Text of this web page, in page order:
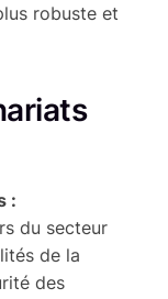
robuste et
:
du secteur
de la
des